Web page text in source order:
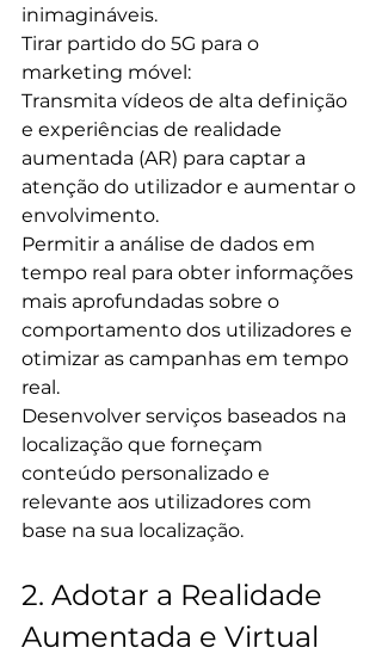
inimagináveis.
Tirar partido do 5G para o
marketing móvel:
Transmita vídeos de alta definição
e experiências de realidade
aumentada (AR) para captar a
atenção do utilizador e aumentar o
envolvimento.
Permitir a análise de dados em
tempo real para obter informações
mais aprofundadas sobre o
comportamento dos utilizadores e
otimizar as campanhas em tempo
real.
Desenvolver serviços baseados na
localização que forneçam
conteúdo personalizado e
relevante aos utilizadores com
base na sua localização.
2. Adotar a Realidade
Aumentada e Virtual